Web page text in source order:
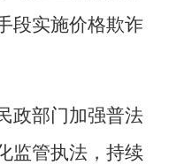
段实施价格欺诈
政部门加强普法
监管执法，持续